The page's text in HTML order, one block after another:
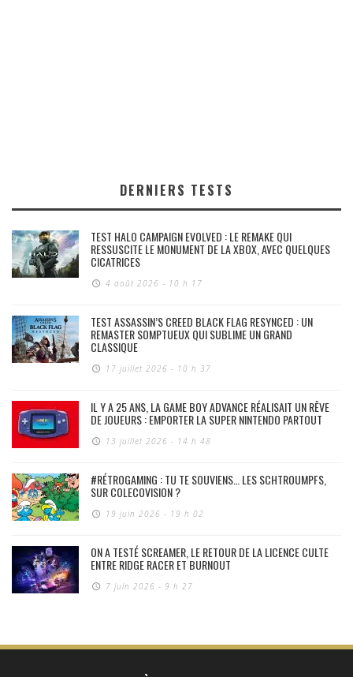
DERNIERS TESTS
TEST HALO CAMPAIGN EVOLVED : LE REMAKE QUI
RESSUSCITE LE MONUMENT DE LA XBOX, AVEC QUELQUES
CICATRICES
4 août 2026 - 10 h 17
TEST ASSASSIN’S CREED BLACK FLAG RESYNCED : UN
REMASTER SOMPTUEUX QUI SUBLIME UN GRAND
CLASSIQUE
17 juillet 2026 - 10 h 37
IL Y A 25 ANS, LA GAME BOY ADVANCE RÉALISAIT UN RÊVE
DE JOUEURS : EMPORTER LA SUPER NINTENDO PARTOUT
13 juillet 2026 - 14 h 48
#RÉTROGAMING : TU TE SOUVIENS… LES SCHTROUMPFS,
SUR COLECOVISION ?
19 juin 2026 - 19 h 02
ON A TESTÉ SCREAMER, LE RETOUR DE LA LICENCE CULTE
ENTRE RIDGE RACER ET BURNOUT
7 juin 2026 - 9 h 27